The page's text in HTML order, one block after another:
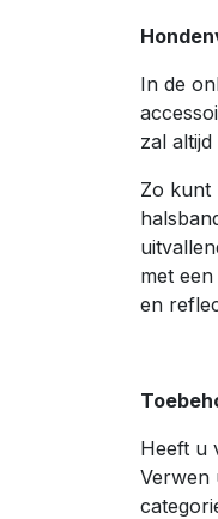
In de
zal
Zo kunt
met
en
Heeft u
Verwen